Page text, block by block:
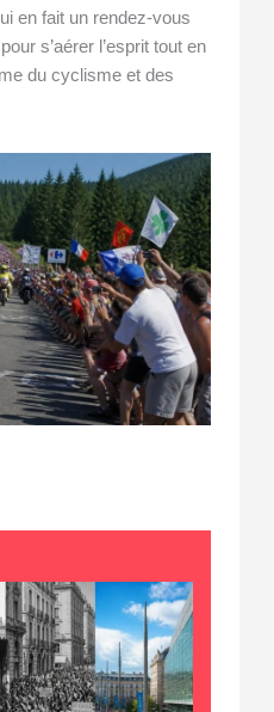
en fait un rendez-vous
s’aérer l’esprit tout en
du cyclisme et des